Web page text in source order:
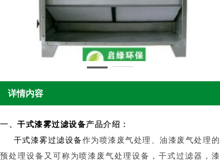
详情内容
一、 干式漆雾过滤设备产品介绍：
干式漆雾过滤设备作为喷漆废气处理、油漆废气处理的
预处理设备又可称为喷漆废气处理设备，干式过滤器，漆